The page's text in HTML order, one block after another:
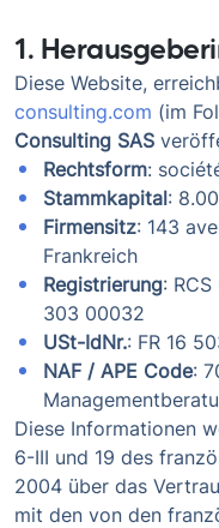
1.
Diese Website,
consulting.com (im
Consulting SAS
Rechtsform:
Stammkapital:
Firmensitz: 143
Frankreich
Registrierung:
303 00032
USt-IdNr.: FR 16
NAF / APE Code:
Diese Informationen
6-III und 19 des
2004 über das
mit den von den